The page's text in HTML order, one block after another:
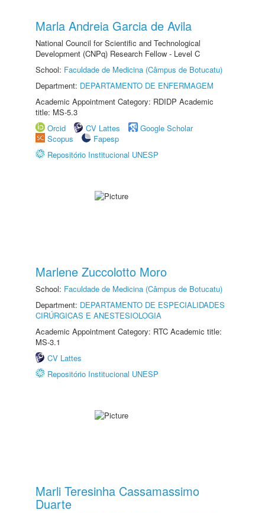
Marla Andreia Garcia de Avila
National Council for Scientific and Technological
Development (CNPq) Research Fellow - Level C
School: Faculdade de Medicina (Câmpus de Botucatu)
Department: DEPARTAMENTO DE ENFERMAGEM
Academic Appointment Category: RDIDP Academic
title: MS-5.3
Orcid
CV Lattes
Google Scholar
Scopus
Fapesp
Repositório Institucional UNESP
Marlene Zuccolotto Moro
School: Faculdade de Medicina (Câmpus de Botucatu)
Department: DEPARTAMENTO DE ESPECIALIDADES
CIRÚRGICAS E ANESTESIOLOGIA
Academic Appointment Category: RTC Academic title:
MS-3.1
CV Lattes
Repositório Institucional UNESP
Marli Teresinha Cassamassimo
Duarte